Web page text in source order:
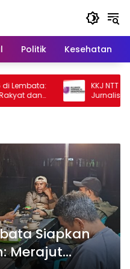
Politik Kesehatan
dan
KKJ NTT dan
Jurnalisme
Provokatif
Siapkan
Merajut